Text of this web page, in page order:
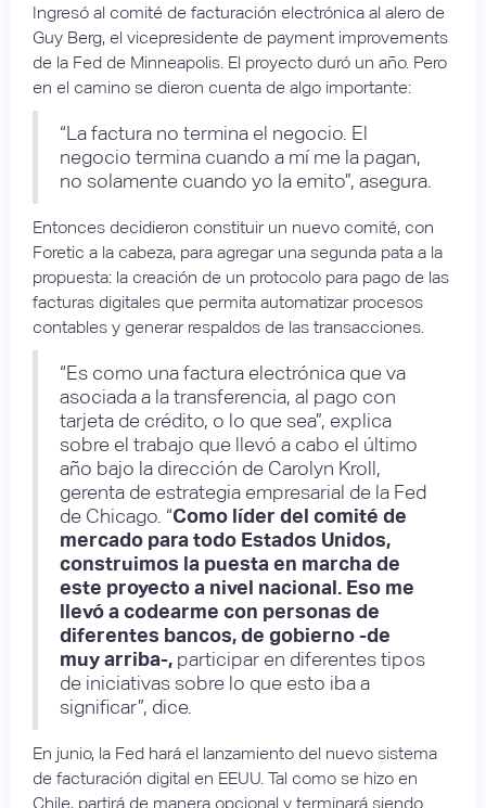
Ingresó al comité de facturación electrónica al alero de
Guy Berg, el vicepresidente de payment improvements
de la Fed de Minneapolis. El proyecto duró un año. Pero
en el camino se dieron cuenta de algo importante:
“La factura no termina el negocio. El
negocio termina cuando a mí me la pagan,
no solamente cuando yo la emito”, asegura.
Entonces decidieron constituir un nuevo comité, con
Foretic a la cabeza, para agregar una segunda pata a la
propuesta: la creación de un protocolo para pago de las
facturas digitales que permita automatizar procesos
contables y generar respaldos de las transacciones.
“Es como una factura electrónica que va
asociada a la transferencia, al pago con
tarjeta de crédito, o lo que sea”, explica
sobre el trabajo que llevó a cabo el último
año bajo la dirección de Carolyn Kroll,
gerenta de estrategia empresarial de la Fed
de Chicago. “Como líder del comité de
mercado para todo Estados Unidos,
construimos la puesta en marcha de
este proyecto a nivel nacional. Eso me
llevó a codearme con personas de
diferentes bancos, de gobierno -de
muy arriba-, participar en diferentes tipos
de iniciativas sobre lo que esto iba a
significar”, dice.
En junio, la Fed hará el lanzamiento del nuevo sistema
de facturación digital en EEUU. Tal como se hizo en
Chile, partirá de manera opcional y terminará siendo